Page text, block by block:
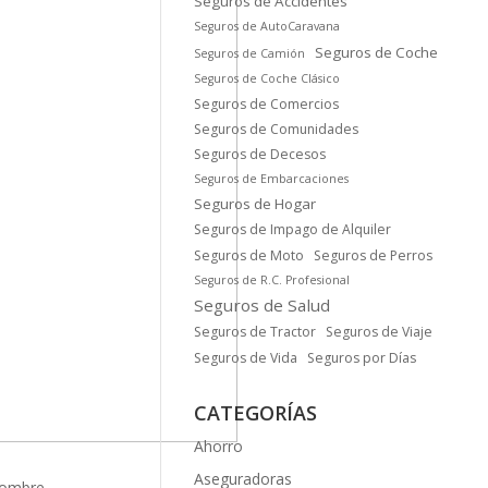
Seguros de AutoCaravana
Seguros de Camión
Seguros de Coche
Seguros de Coche Clásico
Seguros de Comercios
Seguros de Comunidades
Seguros de Decesos
Seguros de Embarcaciones
Seguros de Hogar
Seguros de Impago de Alquiler
Seguros de Moto
Seguros de Perros
Seguros de R.C. Profesional
Seguros de Salud
Seguros de Tractor Seguros de Viaje
Seguros de Vida
Seguros por Días
CATEGORÍAS
Ahorro
Aseguradoras